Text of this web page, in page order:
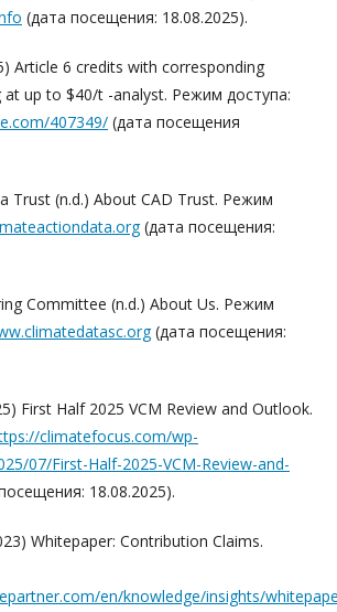
(дата посещения: 18.08.2025).
Article 6 credits with corresponding
up to $40/t -analyst. Режим доступа:
407349/ (дата посещения
Trust (n.d.) About CAD Trust. Режим
(дата посещения:
Committee (n.d.) About Us. Режим
(дата посещения:
First Half 2025 VCM Review and Outlook.
climatefocus.com/wp-
07/First-Half-2025-VCM-Review-and-
18.08.2025).
Whitepaper: Contribution Claims.
en/knowledge/insights/